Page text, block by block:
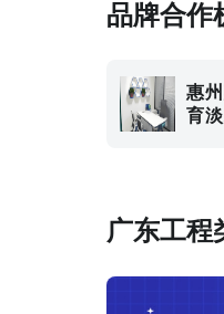
广东电脑IT
品牌合作
惠
育
广东工程